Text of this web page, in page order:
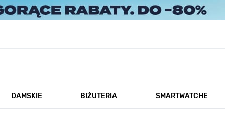
DAMSKIE
BIŻUTERIA
SMARTWATCHE